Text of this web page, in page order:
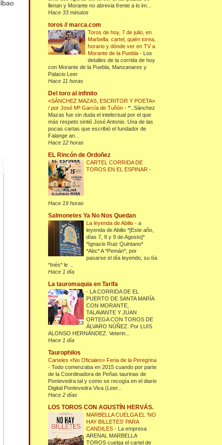
llenan y Morante no abrevia frente a lo im...
Hace 33 minutos
toros // marca.com
Toros de hoy, 7 de julio, en
Marbella: cartel, quién torea,
horario y dónde ver en TV a
Morante de la Puebla- Los
detalles de la corrida de hoy
con Morante de la Puebla, Manzanares y
Palacio Leer
Hace 11 horas
Del toro al infinito
«SÁNCHEZ MAZAS, ESCRITOR Y POETA»
/ por José Mª García de Tuñón-*'..Sánchez
Mazas fue sin duda el intelectual por el que
más respeto sintió José Antonio. Una de las
pocas cartas que escribió el fundador de
Falange an...
Hace 12 horas
EL Rincón de Ordoñez
CARTEL CORRIDA DE
TOROS EN EL ESPINAR-
Hace 19 horas
Salmonetes Ya No Nos Quedan
La leyenda de Abilio-a
leyenda de Abilio *[Este año,
días 7, 8 y 9 de Agosto]*
*Ignacio Ruiz Quintano*
*Abc* A *Pemán*, por
pasarse el día leyendo, su tía
*Inés* le ...
Hace 1 día
La tauromaquia en Tarifa
- LA CORRIDA DE EL
PUERTO DE SANTA MARÍA
CON MORANTE,
TALAVANTE Y JUAN
ORTEGA CON TOROS DE
ÁLVARO NÚÑEZ. Por LUIS
ALONSO HERNÁNDEZ. Veterin...
Hace 1 día
Taurophilos
Carteles «No Oficiales» Feria de la Peregrina
-Todo comenzaba en 2015 cuando por parte
de la Coordinadora de Peñas taurinas de
Pontevedra tal y como se recogía en el diario
Digital Pontevedra Viva (Leer...
Hace 2 días
LOS TOROS CON AGUSTÍN HERVÁS.
MARBELLA CUELGA EL 'NO
HAY BILLETES' PARA
CANDILES- La empresa
ARENAL MARBELLA
TOROS cuelga el cartel de